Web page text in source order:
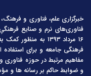
خبرگزاری علم، فناوری و
فناوری‌های نرم و صنایع
۱۶ مرداد ۱۳۹۳ به
فرهنگی جامعه و برای
مفاهیم مرتبط در حوزه
و ضوابط حاکم بر رسانه ها و